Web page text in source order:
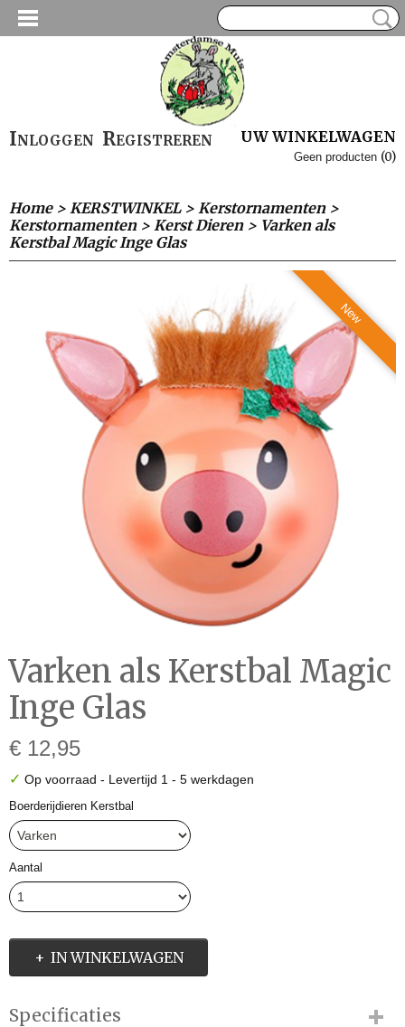
Inloggen Registreren UW WINKELWAGEN
Geen producten (0)
Home> KERSTWINKEL> Kerstornamenten>
Kerstornamenten> Kerst Dieren> Varken als
Kerstbal Magic Inge Glas
New
Varken als Kerstbal Magic
Inge Glas
€ 12,95
✓ Op voorraad - Levertijd 1 - 5 werkdagen
Boerderijdieren Kerstbal
Aantal
IN WINKELWAGEN
Specificaties